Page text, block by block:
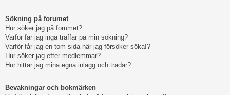
Sökning på forumet
Hur söker jag på forumet?
Varför får jag inga träffar på min sökning?
Varför får jag en tom sida när jag försöker söka!?
Hur söker jag efter medlemmar?
Hur hittar jag mina egna inlägg och trådar?
Bevakningar och bokmärken